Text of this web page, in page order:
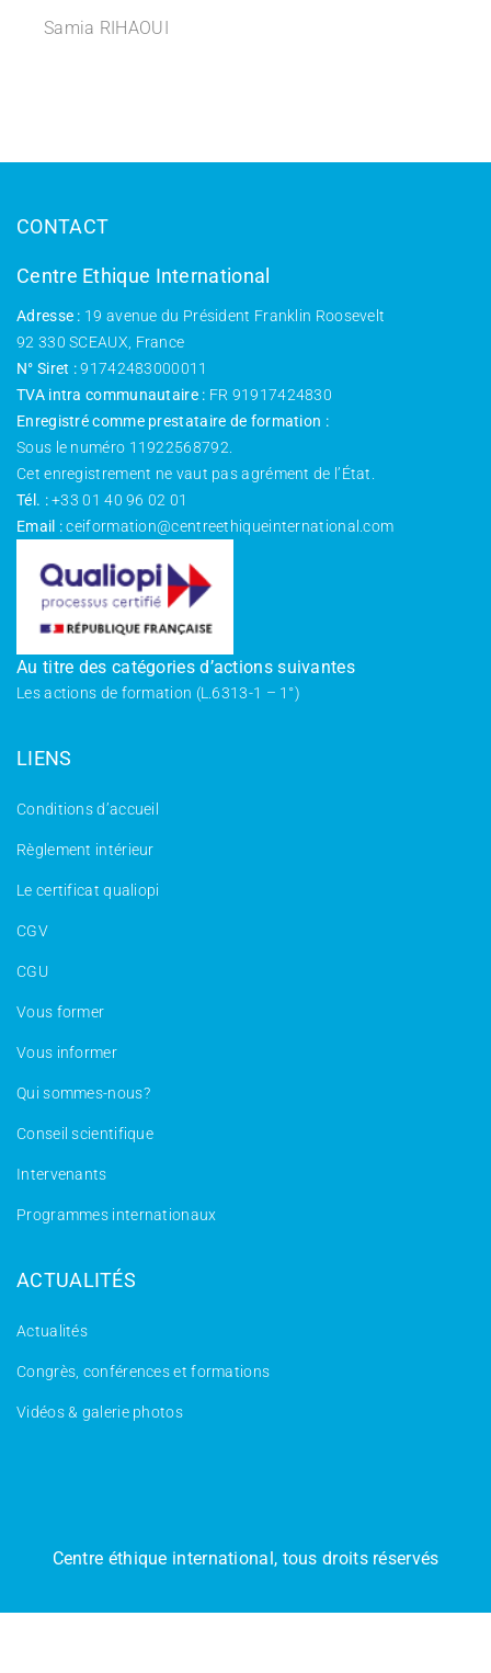
Samia RIHAOUI
CONTACT
Centre Ethique International
Adresse : 19 avenue du Président Franklin Roosevelt
92 330 SCEAUX, France
N° Siret :91742483000011
TVA intra communautaire : FR 91917424830
Enregistré comme prestataire de formation :
Sous le numéro 11922568792.
Cet enregistrement ne vaut pas agrément de l’État.
Tél. :+33 01 40 96 02 01
Email : ceiformation@centreethiqueinternational.com
Au titre des catégories d’actions suivantes
Les actions de formation (L.6313-1 – 1°)
LIENS
Conditions d’accueil
Règlement intérieur
Le certificat qualiopi
CGV
CGU
Vous former
Vous informer
Qui sommes-nous?
Conseil scientifique
Intervenants
Programmes internationaux
ACTUALITÉS
Actualités
Congrès, conférences et formations
Vidéos & galerie photos
Centre éthique international, tous droits réservés